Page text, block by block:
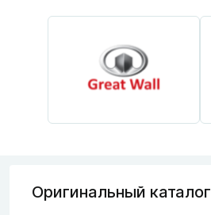
Оригинальный каталог